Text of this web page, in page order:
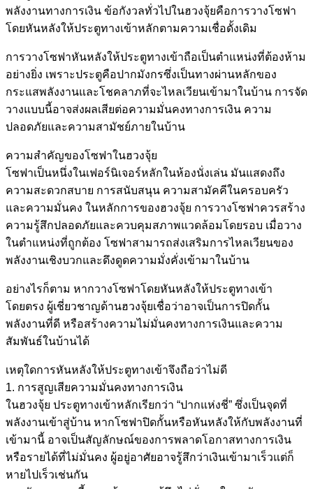
พลังงานทางการเงิน ข้อกังวลทั่วไปในฮวงจุ้ยคือการวางโซฟา
โดยหันหลังให้ประตูทางเข้าหลักตามความเชื่อดั้งเดิม
การวางโซฟาหันหลังให้ประตูทางเข้าถือเป็นตำแหน่งที่ต้องห้าม
อย่างยิ่ง เพราะประตูคือปากมังกรซึ่งเป็นทางผ่านหลักของ
กระแสพลังงานและโชคลาภที่จะไหลเวียนเข้ามาในบ้าน การจัด
วางแบบนี้อาจส่งผลเสียต่อความมั่นคงทางการเงิน ความ
ปลอดภัยและความสามัชย์ภายในบ้าน
ความสำคัญของโซฟาในฮวงจุ้ย
โซฟาเป็นหนึ่งในเฟอร์นิเจอร์หลักในห้องนั่งเล่น มันแสดงถึง
ความสะดวกสบาย การสนับสนุน ความสามัคคีในครอบครัว
และความมั่นคง ในหลักการของฮวงจุ้ย การวางโซฟาควรสร้าง
ความรู้สึกปลอดภัยและควบคุมสภาพแวดล้อมโดยรอบ เมื่อวาง
ในตำแหน่งที่ถูกต้อง โซฟาสามารถส่งเสริมการไหลเวียนของ
พลังงานเชิงบวกและดึงดูดความมั่งคั่งเข้ามาในบ้าน
อย่างไรก็ตาม หากวางโซฟาโดยหันหลังให้ประตูทางเข้า
โดยตรง ผู้เชี่ยวชาญด้านฮวงจุ้ยเชื่อว่าอาจเป็นการปิดกั้น
พลังงานที่ดี หรือสร้างความไม่มั่นคงทางการเงินและความ
สัมพันธ์ในบ้านได้
เหตุใดการหันหลังให้ประตูทางเข้าจึงถือว่าไม่ดี
1. การสูญเสียความมั่นคงทางการเงิน
ในฮวงจุ้ย ประตูทางเข้าหลักเรียกว่า “ปากแห่งชี่” ซึ่งเป็นจุดที่
พลังงานเข้าสู่บ้าน หากโซฟาปิดกั้นหรือหันหลังให้กับพลังงานที่
เข้ามานี้ อาจเป็นสัญลักษณ์ของการพลาดโอกาสทางการเงิน
หรือรายได้ที่ไม่มั่นคง ผู้อยู่อาศัยอาจรู้สึกว่าเงินเข้ามาเร็วแต่ก็
หายไปเร็วเช่นกัน